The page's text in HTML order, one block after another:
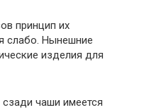
принцип их
слабо. Нынешние
изделия для
сзади чаши имеется